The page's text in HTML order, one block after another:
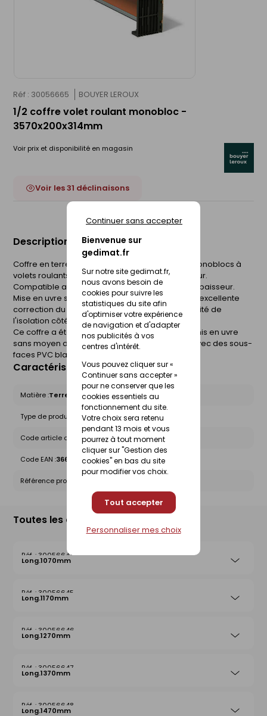
Bienvenue sur
gedimat.fr
Sur notre site gedimat.fr,
nous avons besoin de
cookies pour suivre les
statistiques du site afin
d'optimiser votre expérience
de navigation et d'adapter
nos publicités à vos
centres d'intérêt.
Vous pouvez cliquer sur «
Continuer sans accepter »
pour ne conserver que les
cookies essentiels au
fonctionnement du site.
Votre choix sera retenu
pendant 13 mois et vous
pourrez à tout moment
cliquer sur "Gestion des
cookies" en bas du site
pour modifier vos choix.
Tout accepter
Continuer sans accepter
Personnaliser mes choix
Réf : 30056665 BOUYER LEROUX
1/2 coffre volet roulant monobloc -
3570x200x314mm
Voir prix et disponibilité en magasin
Voir les 31 déclinaisons
Description du produit
Coffre en terre cuite destiné aux menuiseries monoblocs à
volets roulants intégrés en débord vers l'extérieur.
Compatible avec tout type de mur de 20 cm d'épaisseur.
Mise en uvre sans moyen de levage. Il offre une excellente
correction du pont thermique grâce à la continuité de
l'isolation côté intérieur.
Ce coffre a été spécialement conçu pour être mis en uvre
sans moyen de levage. Les 1/2 CVR sont livrés avec des sous-
faces PVC blanches.
Caractéristiques du produit
Matière :Terre cuite
Type de produit : Coffre de volets roulants
Code article chez le fournisseur :DC31340
Code EAN :3661216120684
Référence produit nationale Gedimat :
Toutes les déclinaisons
30056644
Long.1070mm
30056645
Long.1170mm
30056646
Long.1270mm
30056647
Long.1370mm
30056648
Long.1470mm